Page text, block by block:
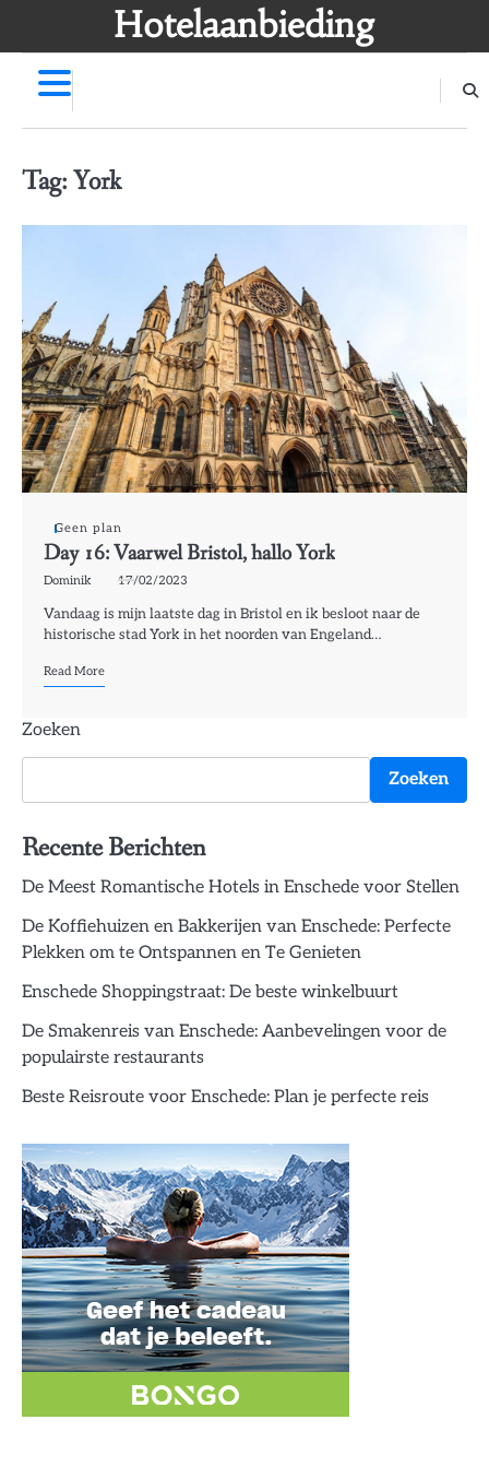
Hotelaanbieding
Tag:York
Geen plan
Day 16: Vaarwel Bristol, hallo York
Dominik 17/02/2023
Vandaag is mijn laatste dag in Bristol en ik besloot naar de
historische stad York in het noorden van Engeland…
Read More
Zoeken
Zoeken
Recente Berichten
De Meest Romantische Hotels in Enschede voor Stellen
De Koffiehuizen en Bakkerijen van Enschede: Perfecte
Plekken om te Ontspannen en Te Genieten
Enschede Shoppingstraat: De beste winkelbuurt
De Smakenreis van Enschede: Aanbevelingen voor de
populairste restaurants
Beste Reisroute voor Enschede: Plan je perfecte reis